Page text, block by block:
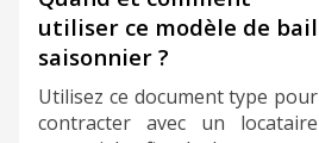
utiliser ce modèle de bail
saisonnier ?
Utilisez ce document type pour
contracter avec un locataire